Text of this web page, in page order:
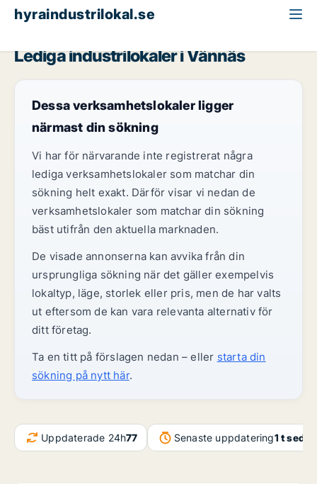
hyraindustrilokal.se
Lediga industrilokaler i Vännäs
Dessa verksamhetslokaler ligger
närmast din sökning
Vi har för närvarande inte registrerat några
lediga verksamhetslokaler som matchar din
sökning helt exakt. Därför visar vi nedan de
verksamhetslokaler som matchar din sökning
bäst utifrån den aktuella marknaden.
De visade annonserna kan avvika från din
ursprungliga sökning när det gäller exempelvis
lokaltyp, läge, storlek eller pris, men de har valts
ut eftersom de kan vara relevanta alternativ för
ditt företag.
Ta en titt på förslagen nedan – eller starta din
sökning på nytt här.
Uppdaterade 24h77 Senaste uppdatering1 t sedan